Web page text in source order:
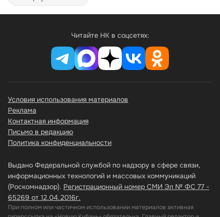
Читайте НК в соцсетях:
Выдано Федеральной службой по надзору в сфере связи,
информационных технологий и массовых коммуникаций
(Роскомнадзор). Регистрационный номер СМИ Эл № ФС 77 -
65269 от 12.04.2016г.
При полном или частичном использовании материалов активная
Условия использования материалов
Реклама
Контактная информация
Письмо в редакцию
Политика конфиденциальности